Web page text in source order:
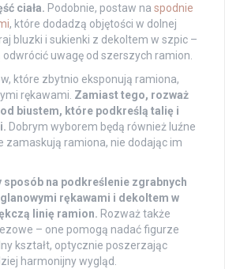
ciała. Podobnie, postaw na spodnie
, które dodadzą objętości w dolnej
bluzki i sukienki z dekoltem w szpic –
uwagę od szerszych ramion.
które zbytnio eksponują ramiona,
rękawami. Zamiast tego, rozważ
biustem, które podkreślą talię i
Dobrym wyborem będą również luźne
zamaskują ramiona, nie dodając im
sposób na podkreślenie zgrabnych
rękawami i dekoltem w
linię ramion. Rozważ także
– one pomogą nadać figurze
kształt, optycznie poszerzając
harmonijny wygląd.